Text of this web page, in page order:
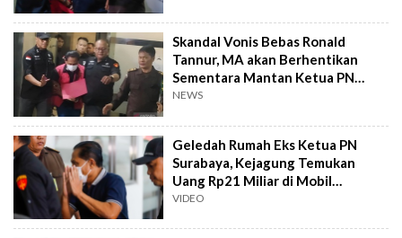
Skandal Vonis Bebas Ronald
Tannur, MA akan Berhentikan
Sementara Mantan Ketua PN
Surabaya Sebagai Hakim
NEWS
Geledah Rumah Eks Ketua PN
Surabaya, Kejagung Temukan
Uang Rp21 Miliar di Mobil
Fortuner!
VIDEO